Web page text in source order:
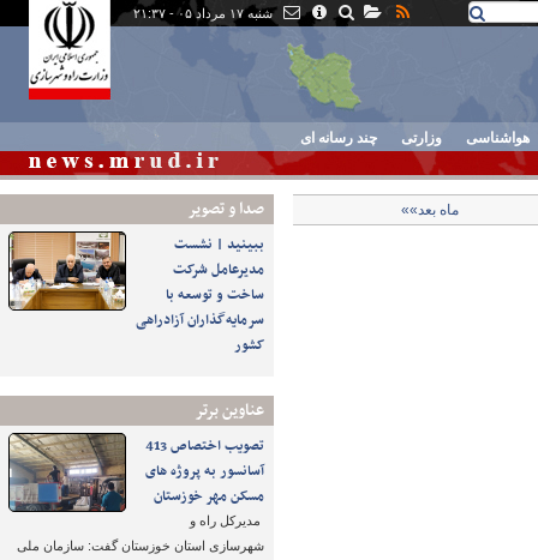
شنبه ۱۷ مرداد ۰۵ - ۲۱:۳۷
هواشناسی وزارتی چند رسانه ای
صدا و تصوير
ببینید | نشست
مدیرعامل شرکت
ساخت و توسعه با
سرمایه‌گذاران آزادراهی
کشور
عناوین برتر
تصویب اختصاص 413
آسانسور به پروژه های
مسکن مهر خوزستان
مدیرکل راه و
شهرسازی استان خوزستان گفت: سازمان ملی
ماه بعد»»